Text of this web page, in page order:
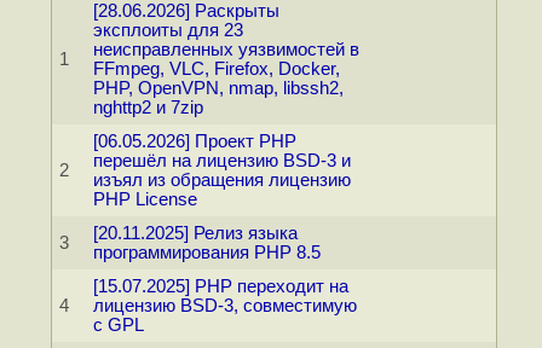
1
[28.06.2026] Раскрыты
эксплоиты для 23
неисправленных уязвимостей в
FFmpeg, VLC, Firefox, Docker,
PHP, OpenVPN, nmap, libssh2,
nghttp2 и 7zip
2
[06.05.2026] Проект PHP
перешёл на лицензию BSD-3 и
изъял из обращения лицензию
PHP License
3
[20.11.2025] Релиз языка
программирования PHP 8.5
4
[15.07.2025] PHP переходит на
лицензию BSD-3, совместимую
с GPL